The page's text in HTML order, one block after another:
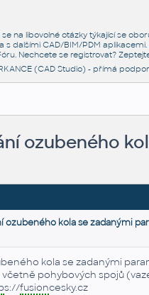
na libovolné otázky týkající se
a s dalšími CAD/BIM/PDM
. Nechcete se registrovat?
(CAD Studio) - přímá
ozubeného
ozubeného kola se zadanými
kola se zadanými
pohybových spojů
s://fusioncesky.cz